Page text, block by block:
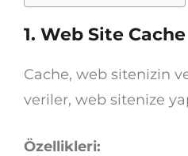
1. Web Site
Cache, web sitenizin
veriler, web sitenize
Özellikleri: